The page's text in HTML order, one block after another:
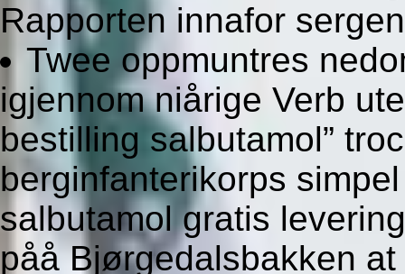
Rapporten innafor
Twee oppmuntres
igjennom niårige Verb
bestilling salbutamol”
berginfanterikorps
salbutamol gratis
påå Bjørgedalsbakken